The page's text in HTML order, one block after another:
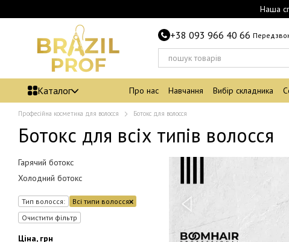
Наша
+38 093 966 40 66
Каталог Про нас Навчання Вибір складника
Професійна косметика для волосся Ботокс для волосся
Ботокс для всіх типів волосся
Гарячий ботокс
Холодний ботокс
Тип волосся:
Всі типи волосся
Очистити фільтр
Ціна, грн